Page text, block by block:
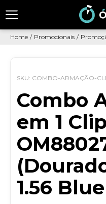
Home / Promocionais /
SKU: COMBO-ARMAÇÃO-
Combo
em 1
1.56